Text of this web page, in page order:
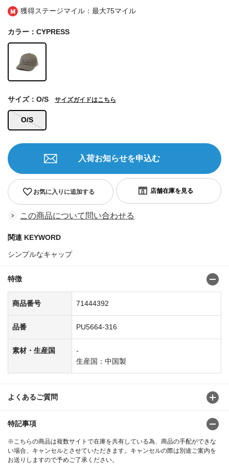
獲得ステージマイル：最大75マイル
カラー：CYPRESS
O/S
サイズ：O/S サイズガイドはこちら
お気に入りに追加する
入荷お知らせを申込む
この商品について問い合わせる
関連 KEYWORD
シンプルなキャップ
特徴
商品番号 71444392
品番 PU5664-316
素材・生産国
-
生産国：中国製
よくあるご質問
特記事項
※こちらの商品は複数サイトで在庫を共有している為、商品の手配ができな
い場合、キャンセルとさせていただきます。キャンセルの際は別途ご案内を
お送りしますので予めご了承ください。